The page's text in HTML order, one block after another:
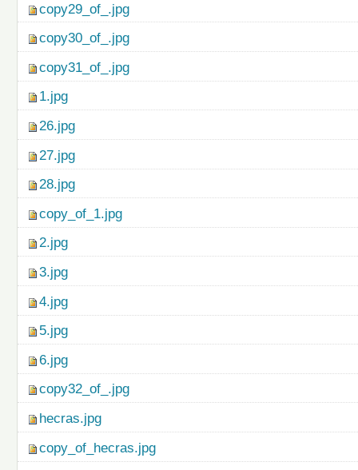
copy29_of_.jpg
copy30_of_.jpg
copy31_of_.jpg
1.jpg
26.jpg
27.jpg
28.jpg
copy_of_1.jpg
2.jpg
3.jpg
4.jpg
5.jpg
6.jpg
copy32_of_.jpg
hecras.jpg
copy_of_hecras.jpg